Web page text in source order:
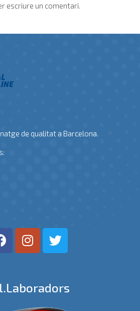
escriure un comentari.
de qualitat a Barcelona.